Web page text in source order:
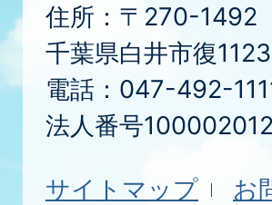
住所：〒270-1492
千葉県白井市復
電話：047-492-
法人番号
サイトマップ
お